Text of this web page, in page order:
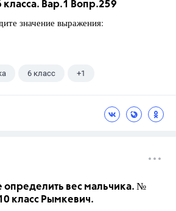
класса. Вар.1 Вопр.259
значение выражения:
6 класс +1
определить вес мальчика. №
класс Рымкевич.